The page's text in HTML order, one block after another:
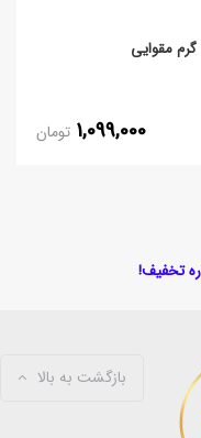
1,099,000 تومان
تخفیف!
بازگشت به بالا